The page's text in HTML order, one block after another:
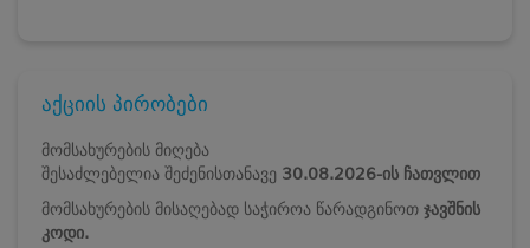
აქციის პირობები
მომსახურების მიღება
შესაძლებელია შეძენისთანავე 30.08.2026-ის ჩათვლით
მომსახურების მისაღებად საჭიროა წარადგინოთ ჯავშნის
კოდი.